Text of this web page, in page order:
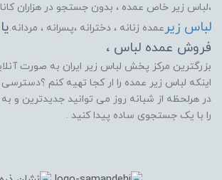
،لباس زیر خاص عمده ، بدون جستجو در هزاران
لباس زیر عمده زنانه ، دخترانه ،پسرانه ، مردانه.
فروش عمده لباس ،
بزرگترین مرکز پخش لباس زیر ایران به صورت
اینکه لباس زیر عمده را ار کجا تهیه کنم
در هرلحظه از شبانه روز می توانید جدیدترین و
را با یک جستجوی ساده پیدا کنید .